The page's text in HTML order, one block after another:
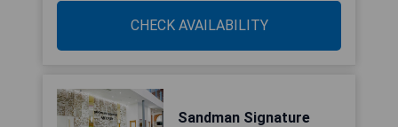
CHECK AVAILABILITY
Sandman Signature